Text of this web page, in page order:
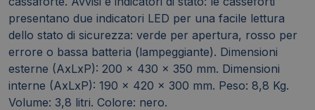
presentano due indicatori LED per una facile lettura
dello stato di sicurezza: verde per apertura, rosso per
errore o bassa batteria (lampeggiante). Dimensioni
esterne (AxLxP): 200 x 430 x 350 mm. Dimensioni
interne (AxLxP): 190 x 420 x 300 mm. Peso: 8,8 Kg.
Volume: 3,8 litri. Colore: nero.